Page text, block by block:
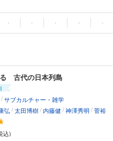
・ ・ ・ ・ ・
古代の日本列島
/サブカルチャー・雑学
弘 /太田博樹/ 内藤健 /神澤秀明 /菅裕
込)